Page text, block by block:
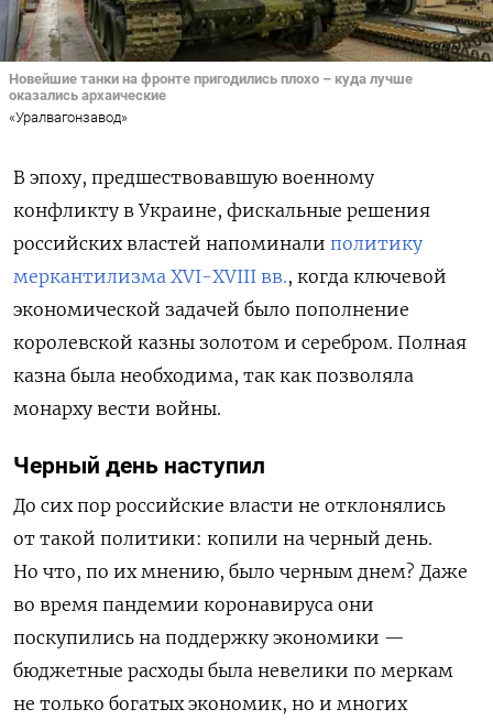
Новейшие танки на фронте пригодились плохо – куда лучше
оказались архаические
«Уралвагонзавод»
В эпоху, предшествовавшую военному
конфликту в Украине, фискальные решения
российских властей напоминали политику
меркантилизма XVI-XVIII вв., когда ключевой
экономической задачей было пополнение
королевской казны золотом и серебром. Полная
казна была необходима, так как позволяла
монарху вести войны.
Черный день наступил
До сих пор российские власти не отклонялись
от такой политики: копили на черный день.
Но что, по их мнению, было черным днем? Даже
во время пандемии коронавируса они
поскупились на поддержку экономики —
бюджетные расходы была невелики по меркам
не только богатых экономик, но и многих